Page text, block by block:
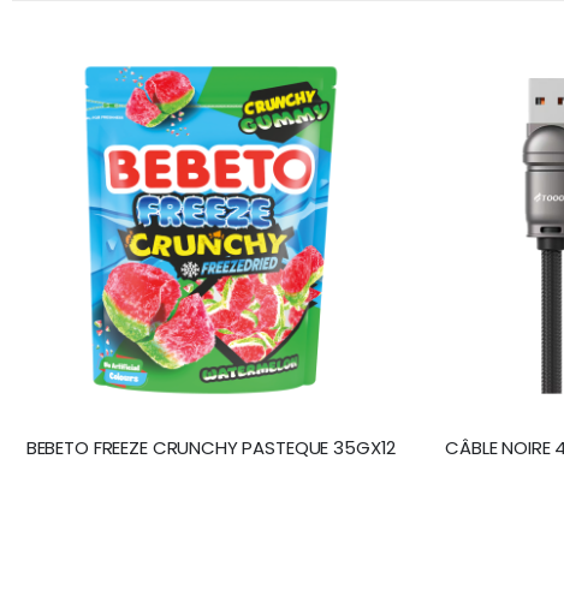
BEBETO FREEZE CRUNCHY PASTEQUE 35GX12 CÂBLE NOIRE